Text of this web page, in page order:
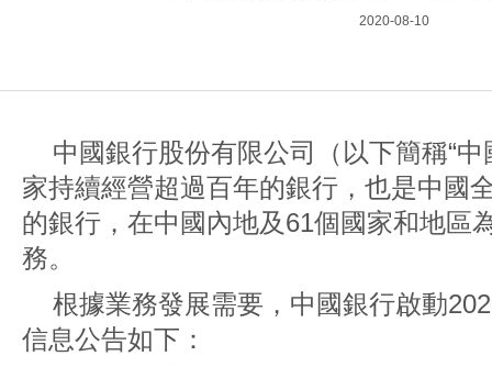
2020-08-10
中國銀行股份有限公司（以下簡稱“
家持續經營超過百年的銀行，也是中國
的銀行，在中國內地及61個國家和地區
務。
根據業務發展需要，中國銀行啟動
信息公告如下：